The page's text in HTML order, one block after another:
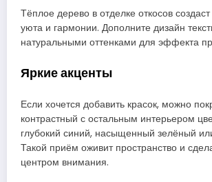
Тёплое дерево в отделке откосов
уюта и гармонии. Дополните дизайн
натуральными оттенками для эффекта
Яркие акценты
Если хочется добавить красок, можно
контрастный с остальным интерьером
глубокий синий, насыщенный зелёный
Такой приём оживит пространство и
центром внимания.